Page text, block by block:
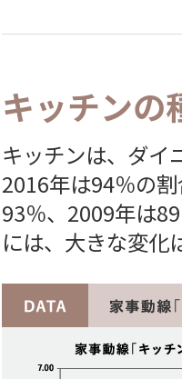
キッチンの
キッチンは、ダイ
2016年は94％の
93％、2009年は
には、大きな変化